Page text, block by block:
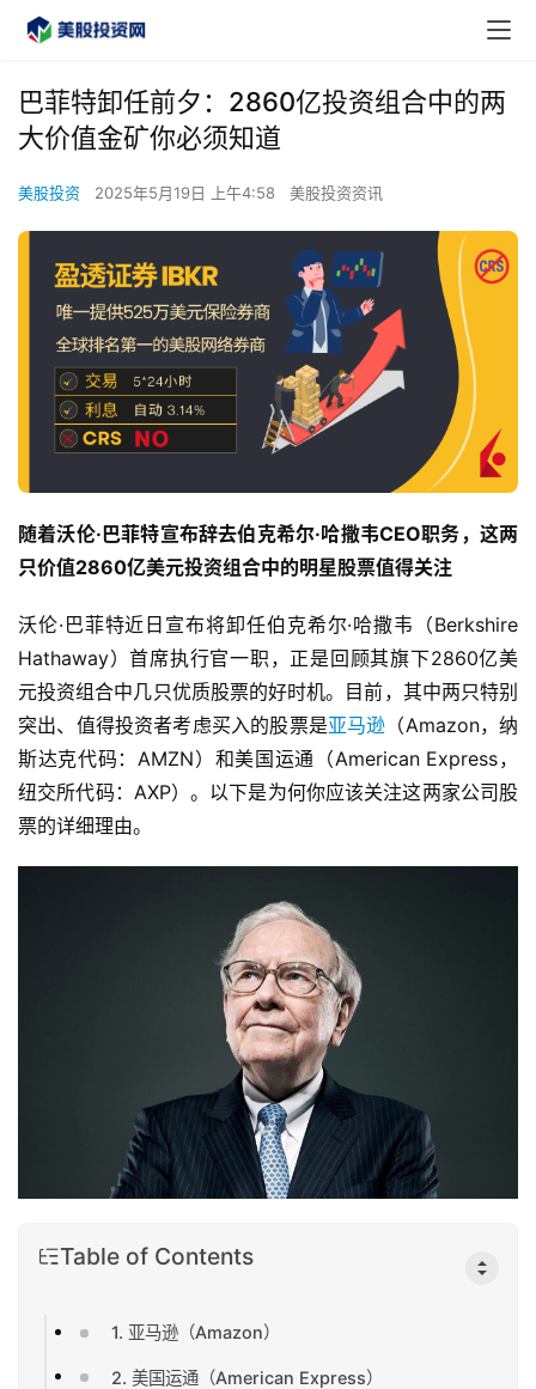
巴菲特卸任前夕：2860亿投资组合中的两
大价值金矿你必须知道
美股投资 2025年5月19日 上午4:58 美股投资资讯
随着沃伦·巴菲特宣布辞去伯克希尔·哈撒韦CEO职务，这两
只价值2860亿美元投资组合中的明星股票值得关注
沃伦·巴菲特近日宣布将卸任伯克希尔·哈撒韦（Berkshire
Hathaway）首席执行官一职，正是回顾其旗下2860亿美
元投资组合中几只优质股票的好时机。目前，其中两只特别
突出、值得投资者考虑买入的股票是亚马逊 （Amazon，纳
斯达克代码：AMZN）和美国运通（American Express，
纽交所代码：AXP）。以下是为何你应该关注这两家公司股
票的详细理由。
Table of Contents
1. 亚马逊（Amazon）
2. 美国运通（American Express）